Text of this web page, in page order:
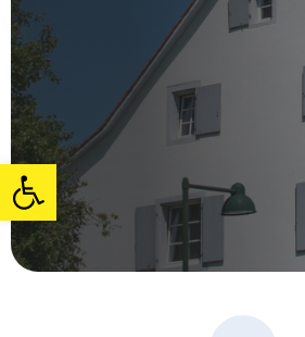
Open toolbar